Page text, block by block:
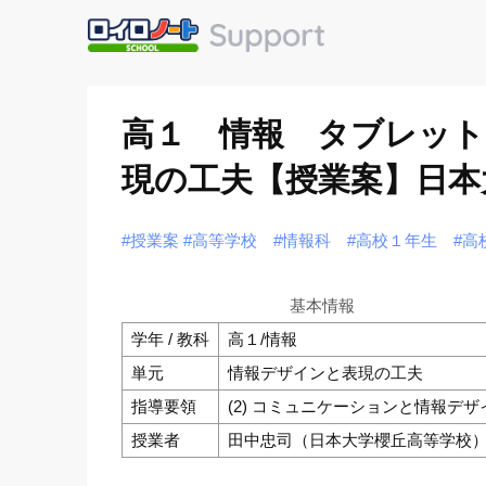
高１ 情報 タブレット
現の工夫【授業案】日
#授業案 #高等学校 #情報科 #高校１年生 #高
基本情報
学年 / 教科
高１/情報
単元
情報デザインと表現の工夫
指導要領
(2) コミュニケーションと情報デザ
授業者
田中忠司（日本大学櫻丘高等学校